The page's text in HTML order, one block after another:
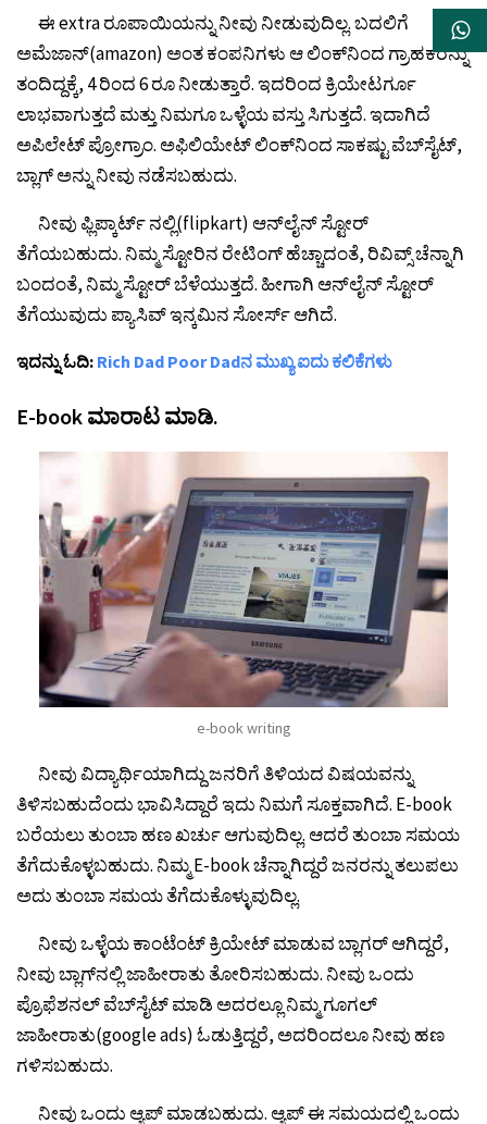
ಈ extra ರೂಪಾಯಿಯನ್ನು ನೀವು ನೀಡುವುದಿಲ್ಲ. ಬದಲಿಗೆ
ಅಮೆಜಾನ್‌(amazon) ಅಂತ ಕಂಪನಿಗಳು ಆ ಲಿಂಕ್‌ನಿಂದ ಗ್ರಾಹಕರನ್ನು
ತಂದಿದ್ದಕ್ಕೆ, 4 ರಿಂದ 6 ರೂ ನೀಡುತ್ತಾರೆ. ಇದರಿಂದ ಕ್ರಿಯೇಟರ್ಗೂ
ಲಾಭವಾಗುತ್ತದೆ ಮತ್ತು ನಿಮಗೂ ಒಳ್ಳೆಯ ವಸ್ತು ಸಿಗುತ್ತದೆ. ಇದಾಗಿದೆ
ಅಪಿಲೇಟ್ ಪ್ರೋಗ್ರಾಂ. ಅಫಿಲಿಯೇಟ್ ಲಿಂಕ್‌ನಿಂದ ಸಾಕಷ್ಟು ವೆಬ್‌ಸೈಟ್‌,
ಬ್ಲಾಗ್ ಅನ್ನು ನೀವು ನಡೆಸಬಹುದು.
ನೀವು ಫ್ಲಿಪ್ಕಾರ್ಟ್ ನಲ್ಲಿ(flipkart) ಆನ್‌ಲೈನ್ ಸ್ಟೋರ್
ತೆಗೆಯಬಹುದು. ನಿಮ್ಮ ಸ್ಟೋರಿನ ರೇಟಿಂಗ್ ಹೆಚ್ಚಾದಂತೆ, ರಿವಿವ್ಸ್ ಚೆನ್ನಾಗಿ
ಬಂದಂತೆ, ನಿಮ್ಮ ಸ್ಟೋರ್ ಬೆಳೆಯುತ್ತದೆ. ಹೀಗಾಗಿ ಆನ್‌ಲೈನ್‌ ಸ್ಟೋರ್
ತೆಗೆಯುವುದು ಪ್ಯಾಸಿವ್ ಇನ್ಕಮಿನ ಸೋರ್ಸ್ ಆಗಿದೆ.
ಇದನ್ನು ಓದಿ: Rich Dad Poor Dadನ ಮುಖ್ಯ ಐದು ಕಲಿಕೆಗಳು
E-book ಮಾರಾಟ ಮಾಡಿ.
e-book writing
ನೀವು ವಿದ್ಯಾರ್ಥಿಯಾಗಿದ್ದು ಜನರಿಗೆ ತಿಳಿಯದ ವಿಷಯವನ್ನು
ತಿಳಿಸಬಹುದೆಂದು ಭಾವಿಸಿದ್ದಾರೆ ಇದು ನಿಮಗೆ ಸೂಕ್ತವಾಗಿದೆ. E-book
ಬರೆಯಲು ತುಂಬಾ ಹಣ ಖರ್ಚು ಆಗುವುದಿಲ್ಲ. ಆದರೆ ತುಂಬಾ ಸಮಯ
ತೆಗೆದುಕೊಳ್ಳಬಹುದು. ನಿಮ್ಮ E-book ಚೆನ್ನಾಗಿದ್ದರೆ ಜನರನ್ನು ತಲುಪಲು
ಅದು ತುಂಬಾ ಸಮಯ ತೆಗೆದುಕೊಳ್ಳುವುದಿಲ್ಲ.
ನೀವು ಒಳ್ಳೆಯ ಕಾಂಟೆಂಟ್ ಕ್ರಿಯೇಟ್ ಮಾಡುವ ಬ್ಲಾಗರ್ ಆಗಿದ್ದರೆ,
ನೀವು ಬ್ಲಾಗ್‌ನಲ್ಲಿ ಜಾಹೀರಾತು ತೋರಿಸಬಹುದು. ನೀವು ಒಂದು
ಪ್ರೊಫೆಶನಲ್ ವೆಬ್‌ಸೈಟ್‌ ಮಾಡಿ ಅದರಲ್ಲೂ ನಿಮ್ಮ ಗೂಗಲ್
ಜಾಹೀರಾತು(google ads) ಓಡುತ್ತಿದ್ದರೆ, ಅದರಿಂದಲೂ ನೀವು ಹಣ
ಗಳಿಸಬಹುದು.
ನೀವು ಒಂದು ಆ್ಯಪ್ ಮಾಡಬಹುದು. ಆ್ಯಪ್ ಈ ಸಮಯದಲ್ಲಿ ಒಂದು